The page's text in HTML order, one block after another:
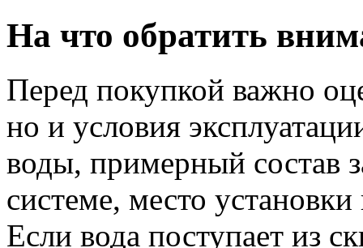
На что обратить
Перед покупкой важно
но и условия
воды, примерный состав
системе, место
Если вода поступает из